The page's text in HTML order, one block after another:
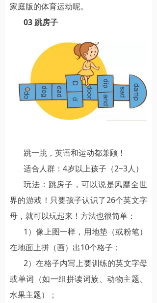
家庭版的体育运动呢。
03 跳房子
跳一跳，英语和运动都兼顾！
适合人群：4岁以上孩子（2~3人）
玩法：跳房子，可以说是风靡全世
界的游戏！只要孩子认识了26个英文字
母，就可以玩起来！方法也很简单：
1）像上图一样，用地垫（或粉笔）
在地面上拼（画）出10个格子；
2）在格子内写上要训练的英文字母
或单词（如一组拼读词族、动物主题、
水果主题）；